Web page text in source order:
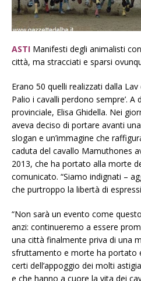
ASTI Manifesti degli animalisti
città, ma stracciati e sparsi
Erano 50 quelli realizzati dalla
Palio i cavalli perdono sempre’.
provinciale, Elisa Ghidella. Nei
aveva deciso di portare avanti
slogan e un’immagine che
caduta del cavallo Mamuthones
2013, che ha portato alla morte
comunicato. “Siamo indignati –
che purtroppo la libertà di
“Non sarà un evento come
anzi: continueremo a essere
una città finalmente priva di una
sfruttamento e morte ha portato
certi dell’appoggio dei molti
e che hanno a cuore la vita dei